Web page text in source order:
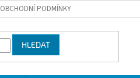
OBCHODNÍ PODMÍNKY
HLEDAT